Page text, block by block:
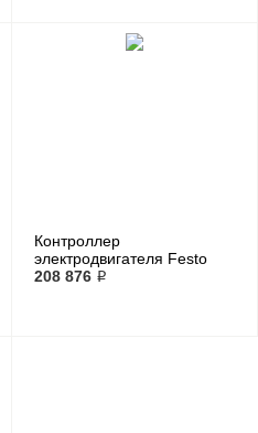
Контроллер
электродвигателя Festo
CMMP-AS-C5-3A-M0
208 876 ₽